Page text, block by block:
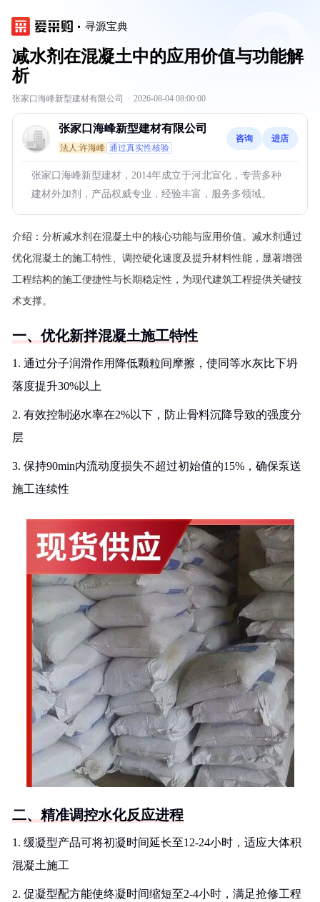
寻源宝典
减水剂在混凝土中的应用价值与功能解
析
张家口海峰新型建材有限公司 · 2026-08-04 08:00:00
张家口海峰新型建材有限公司
法人:许海峰 通过真实性核验
咨询 进店
张家口海峰新型建材，2014年成立于河北宣化，专营多种
建材外加剂，产品权威专业，经验丰富，服务多领域。
介绍： 分析减水剂在混凝土中的核心功能与应用价值。减水剂通过
优化混凝土的施工特性、调控硬化速度及提升材料性能，显著增强
工程结构的施工便捷性与长期稳定性，为现代建筑工程提供关键技
术支撑。
一、优化新拌混凝土施工特性
1. 通过分子润滑作用降低颗粒间摩擦，使同等水灰比下坍
落度提升30%以上
2. 有效控制泌水率在2%以下，防止骨料沉降导致的强度分
层
3. 保持90min内流动度损失不超过初始值的15%，确保泵送
施工连续性
二、精准调控水化反应进程
1. 缓凝型产品可将初凝时间延长至12-24小时，适应大体积
混凝土施工
2. 促凝型配方能使终凝时间缩短至2-4小时，满足抢修工程